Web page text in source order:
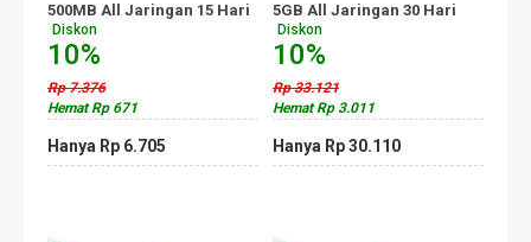
500MB All Jaringan 15 Hari
10%
Diskon
Rp 7.376
Hemat Rp 671
Hanya Rp 6.705
5GB All Jaringan 30 Hari
10%
Diskon
Rp 33.121
Hemat Rp 3.011
Hanya Rp 30.110